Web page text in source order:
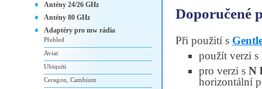
Doporučené
Při použití s
použít verzi s
pro verzi s N
horizontální
Antény 24/26 GHz
Antény 80 GHz
Adaptéry pro mw rádia
Přehled
Aviat
Ubiquiti
Ceragon, Cambium